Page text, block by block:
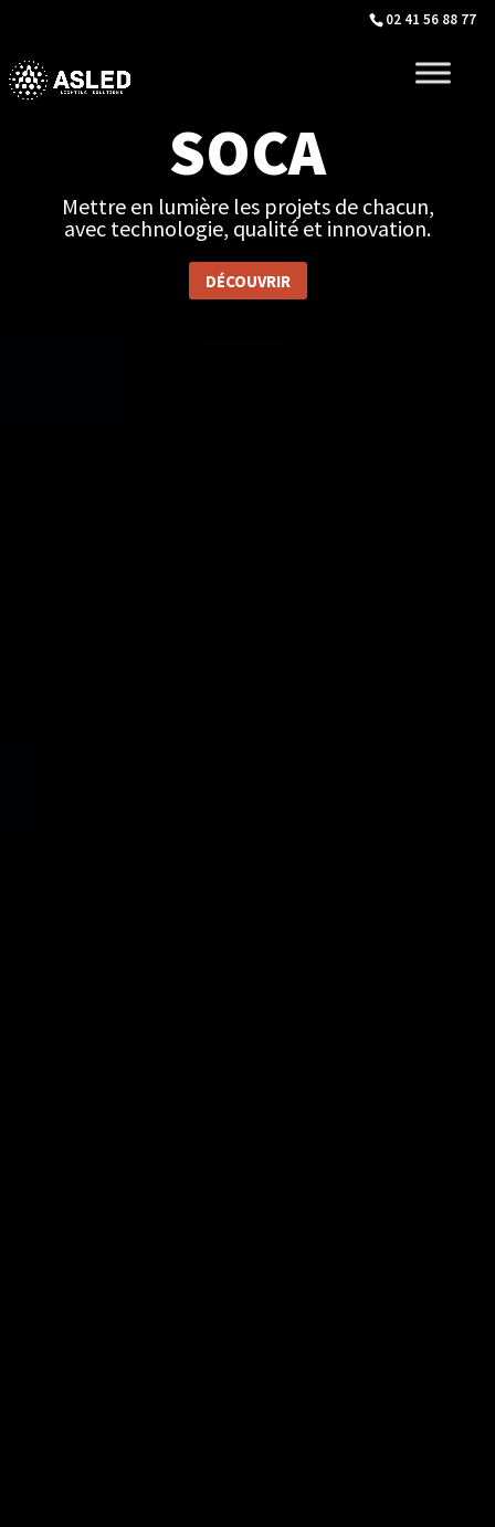
02 41 56 88 77
SOCA
Mettre en lumière les projets de chacun,
avec technologie, qualité et innovation.
DÉCOUVRIR